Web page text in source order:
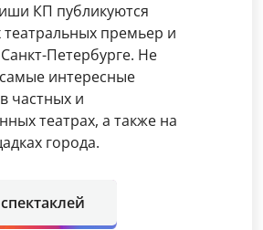
КП публикуются
театральных премьер и
Петербурге. Не
интересные
частных и
театрах, а также на
города.